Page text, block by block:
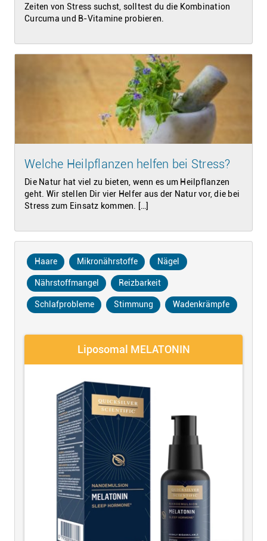
Zeiten von Stress suchst, solltest du die Kombination
Curcuma und B-Vitamine probieren.
Welche Heilpflanzen helfen bei Stress?
Die Natur hat viel zu bieten, wenn es um Heilpflanzen
geht. Wir stellen Dir vier Helfer aus der Natur vor, die bei
Stress zum Einsatz kommen. […]
Haare Mikronährstoffe Nägel
Nährstoffmangel Reizbarkeit
Schlafprobleme Stimmung Wadenkrämpfe
Liposomal MELATONIN